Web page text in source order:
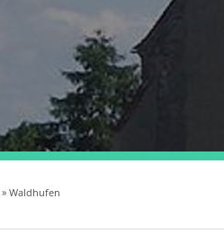
» Waldhufen